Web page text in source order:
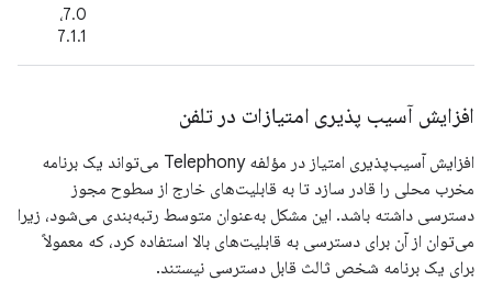
7.0،
7.1.1
افزایش آسیب پذیری امتیازات در تلفن
افزایش آسیب‌پذیری امتیاز در مؤلفه Telephony می‌تواند یک برنامه
مخرب محلی را قادر سازد تا به قابلیت‌های خارج از سطوح مجوز
دسترسی داشته باشد. این مشکل به‌عنوان متوسط ​​رتبه‌بندی می‌شود، زیرا
می‌توان از آن برای دسترسی به قابلیت‌های بالا استفاده کرد، که معمولاً
برای یک برنامه شخص ثالث قابل دسترسی نیستند.